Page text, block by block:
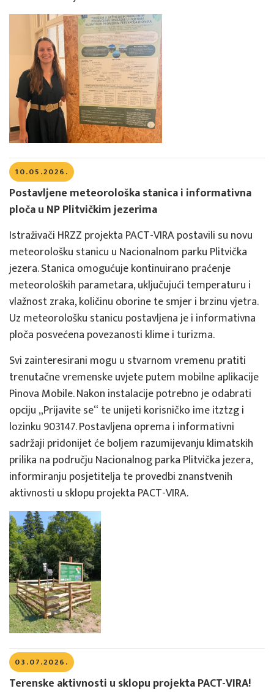
10.05.2026.
Postavljene meteorološka stanica i informativna
ploča u NP Plitvičkim jezerima
Istraživači HRZZ projekta PACT-VIRA postavili su novu
meteorološku stanicu u Nacionalnom parku Plitvička
jezera. Stanica omogućuje kontinuirano praćenje
meteoroloških parametara, uključujući temperaturu i
vlažnost zraka, količinu oborine te smjer i brzinu vjetra.
Uz meteorološku stanicu postavljena je i informativna
ploča posvećena povezanosti klime i turizma.
Svi zainteresirani mogu u stvarnom vremenu pratiti
trenutačne vremenske uvjete putem mobilne aplikacije
Pinova Mobile. Nakon instalacije potrebno je odabrati
opciju „Prijavite se“ te unijeti korisničko ime itztzg i
lozinku 903147. Postavljena oprema i informativni
sadržaji pridonijet će boljem razumijevanju klimatskih
prilika na području Nacionalnog parka Plitvička jezera,
informiranju posjetitelja te provedbi znanstvenih
aktivnosti u sklopu projekta PACT-VIRA.
03.07.2026.
Terenske aktivnosti u sklopu projekta PACT-VIRA!